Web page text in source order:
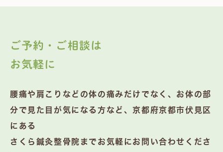
ご予約・ご相談は
お気軽に
腰痛や肩こりなどの体の痛みだけでなく、お体の部
分で見た目が気になる方など、京都府京都市伏見区
にある
さくら鍼灸整骨院までお気軽にお問い合わせくださ